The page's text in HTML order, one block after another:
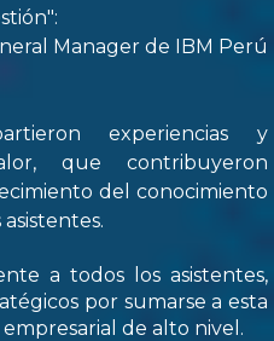
Manager de IBM Perú
experiencias y
que contribuyeron
del conocimiento
a todos los asistentes,
por sumarse a esta
de alto nivel.